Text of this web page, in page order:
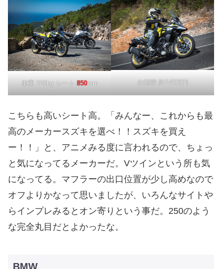
車重 228kg シート850mm お値段 約140万円
こちらも高いシート高。「みんなー、これからも最
高のメーカースズキを選べ！！スズキを買え
ー！！」と、アニメみる度に言われるので、ちょっ
と気になってるメーカーだ。Vツインという所も気
になってる。マフラーの出口位置が少し高めなので
オフよりかなって思いましたが、いろんなサイトや
らインプレみるとオン寄りという事だ。250のよう
な完全丸目だとよかったな。
BMW